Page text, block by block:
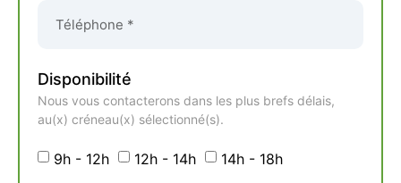
Disponibilité
Nous vous contacterons dans les plus brefs délais,
au(x) créneau(x) sélectionné(s).
9h - 12h 12h - 14h 14h - 18h